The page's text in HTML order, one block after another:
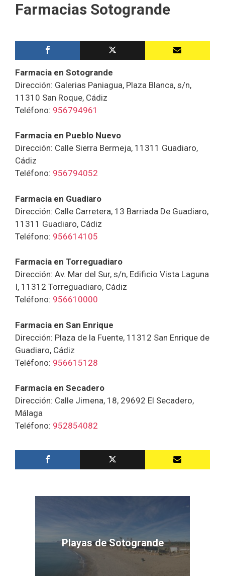
Farmacias Sotogrande
Farmacia en Sotogrande
Dirección: Galerias Paniagua, Plaza Blanca, s/n,
11310 San Roque, Cádiz
Teléfono: 956794961
Farmacia en Pueblo Nuevo
Dirección: Calle Sierra Bermeja, 11311 Guadiaro,
Cádiz
Teléfono: 956794052
Farmacia en Guadiaro
Dirección: Calle Carretera, 13 Barriada De Guadiaro,
11311 Guadiaro, Cádiz
Teléfono: 956614105
Farmacia en Torreguadiaro
Dirección: Av. Mar del Sur, s/n, Edificio Vista Laguna
I, 11312 Torreguadiaro, Cádiz
Teléfono: 956610000
Farmacia en San Enrique
Dirección: Plaza de la Fuente, 11312 San Enrique de
Guadiaro, Cádiz
Teléfono: 956615128
Farmacia en Secadero
Dirección: Calle Jimena, 18, 29692 El Secadero,
Málaga
Teléfono: 952854082
Playas de Sotogrande